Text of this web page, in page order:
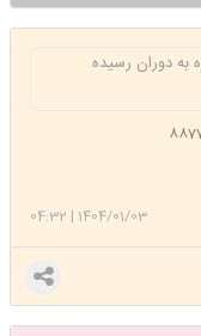
به دوران رسیده
1404/01/03
|
04:32